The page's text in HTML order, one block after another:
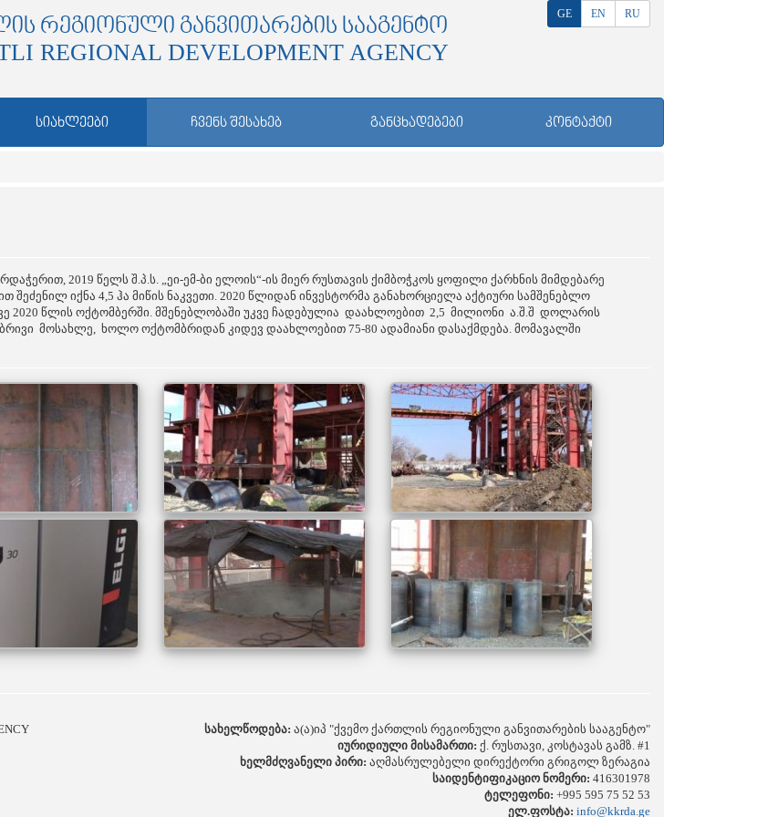
ᲠᲔᲒᲘᲝᲜᲣᲚᲘ ᲒᲐᲜᲕᲘᲗᲐᲠᲔᲑᲘᲡ ᲡᲐᲐᲒᲔᲜᲢᲝ
REGIONAL DEVELOPMENT AGENCY
GE EN RU
ᲡᲘᲐᲮᲚᲔᲔᲑᲘ ᲩᲕᲔᲜᲡ ᲨᲔᲡᲐᲮᲔᲑ ᲒᲐᲜᲪᲮᲐᲓᲔᲑᲔᲑᲘ ᲙᲝᲜᲢᲐᲥᲢᲘ
2019 წელს შ.პ.ს. „ეი-ემ-ბი ელოის“-ის მიერ რუსთავის ქიმბოჭკოს ყოფილი ქარხნის მიმდებარე
შეძენილ იქნა 4,5 ჰა მიწის ნაკვეთი. 2020 წლიდან ინვესტორმა განახორციელა აქტიური სამშენებლო
2020 წლის ოქტომბერში. მშენებლობაში უკვე ჩადებულია დაახლოებით 2,5 მილიონი ა.შ.შ დოლარის
მოსახლე, ხოლო ოქტომბრიდან კიდევ დაახლოებით 75-80 ადამიანი დასაქმდება. მომავალში
სახელწოდება: ა(ა)იპ "ქვემო ქართლის რეგიონული განვითარების სააგენტო"
იურიდიული მისამართი: ქ. რუსთავი, კოსტავას გამზ. #1
ხელმძღვანელი პირი: აღმასრულებელი დირექტორი გრიგოლ ზერაგია
საიდენტიფიკაციო ნომერი: 416301978
ტელეფონი: +995 595 75 52 53
ელ.ფოსტა: info@kkrda.ge